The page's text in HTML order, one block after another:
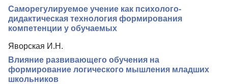
Подписка
Контакты
Саморегулируемое учение как психолого-
дидактическая технология формирования
компетенции у обучаемых
Яворская И.Н.
Влияние развивающего обучения на
формирование логического мышления младших
школьников